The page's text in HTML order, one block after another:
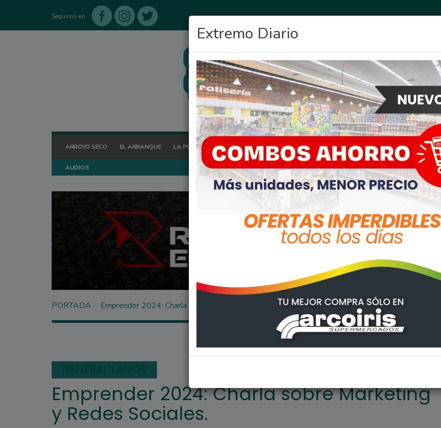
Seguinos en
ARROYO SECO EL ARRANQUE LA POSTA HOY OCIO DEPORTES FIGHIERA GENERAL LAGOS POLICIALES
AUDIOS
Extremo Diario
PORTADA Emprender 2024: Charla sobre Marketing y Redes Sociales.
GENERAL LAGOS
Emprender 2024: Charla sobre Marketing
y Redes Sociales.